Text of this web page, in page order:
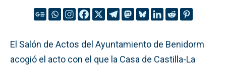
El Salón de Actos del Ayuntamiento de Benidorm
acogió el acto con el que la Casa de Castilla-La